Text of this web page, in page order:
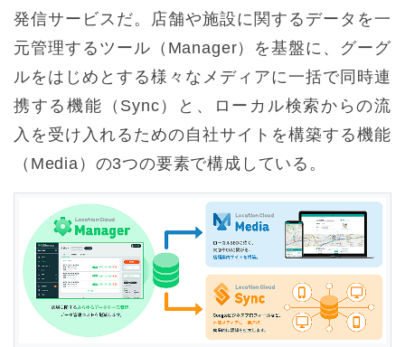
発信サービスだ。店舗や施設に関するデータを一
元管理するツール（Manager）を基盤に、グーグ
ルをはじめとする様々なメディアに一括で同時連
携する機能（Sync）と、ローカル検索からの流
入を受け入れるための自社サイトを構築する機能
（Media）の3つの要素で構成している。